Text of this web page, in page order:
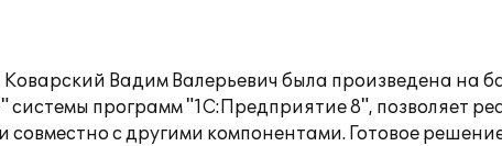
Вадим Валерьевич была произведена на
программ "1С:Предприятие 8", позволяет
совместно с другими компонентами. Готовое